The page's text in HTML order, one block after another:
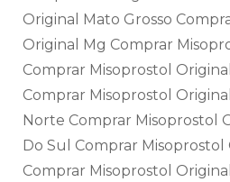
Original Mato Grosso
Original Mg Comprar
Comprar Misoprostol
Comprar Misoprostol
Norte Comprar Misoprostol
Do Sul Comprar Misoprostol
Comprar Misoprostol